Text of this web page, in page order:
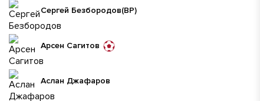
Сергей Безбородов(ВР)
Арсен Сагитов
Аслан Джафаров